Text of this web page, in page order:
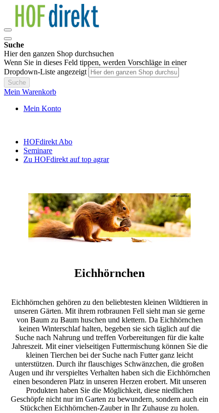
Suche
Hier den ganzen Shop durchsuchen
Wenn Sie in dieses Feld tippen, werden Vorschläge in einer
Dropdown-Liste angezeigt
Suche
Mein Warenkorb
Mein Konto
HOFdirekt Abo
Seminare
Zu HOFdirekt auf top agrar
Eichhörnchen
Eichhörnchen gehören zu den beliebtesten kleinen Wildtieren in
unseren Gärten. Mit ihrem rotbraunen Fell sieht man sie gerne
von Baum zu Baum huschen und klettern. Da Eichhörnchen
keinen Winterschlaf halten, begeben sie sich täglich auf die
Suche nach Nahrung und treffen Vorbereitungen für die kalte
Jahreszeit. Mit einer vielseitigen Futtermischung können Sie die
kleinen Tierchen bei der Suche nach Futter ganz leicht
unterstützen. Durch ihr flauschiges Schwänzchen, die großen
Augen und ihr verspieltes Verhalten haben sich die Eichhörnchen
einen besonderen Platz in unseren Herzen erobert. Mit unseren
Produkten haben Sie die Möglichkeit, diese niedlichen
Geschöpfe nicht nur im Garten zu bewundern, sondern auch ein
Stückchen Eichhörnchen-Zauber in Ihr Zuhause zu holen.